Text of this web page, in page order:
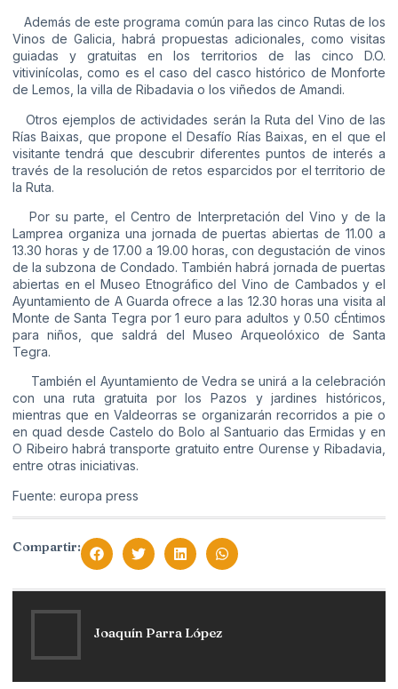
Además de este programa común para las cinco Rutas de los
Vinos de Galicia, habrá propuestas adicionales, como visitas
guiadas y gratuitas en los territorios de las cinco D.O.
vitivinícolas, como es el caso del casco histórico de Monforte
de Lemos, la villa de Ribadavia o los viñedos de Amandi.
Otros ejemplos de actividades serán la Ruta del Vino de las
Rías Baixas, que propone el Desafío Rías Baixas, en el que el
visitante tendrá que descubrir diferentes puntos de interés a
través de la resolución de retos esparcidos por el territorio de
la Ruta.
Por su parte, el Centro de Interpretación del Vino y de la
Lamprea organiza una jornada de puertas abiertas de 11.00 a
13.30 horas y de 17.00 a 19.00 horas, con degustación de vinos
de la subzona de Condado. También habrá jornada de puertas
abiertas en el Museo Etnográfico del Vino de Cambados y el
Ayuntamiento de A Guarda ofrece a las 12.30 horas una visita al
Monte de Santa Tegra por 1 euro para adultos y 0.50 cÉntimos
para niños, que saldrá del Museo Arqueolóxico de Santa
Tegra.
También el Ayuntamiento de Vedra se unirá a la celebración
con una ruta gratuita por los Pazos y jardines históricos,
mientras que en Valdeorras se organizarán recorridos a pie o
en quad desde Castelo do Bolo al Santuario das Ermidas y en
O Ribeiro habrá transporte gratuito entre Ourense y Ribadavia,
entre otras iniciativas.
Fuente: europa press
Compartir:
Joaquín Parra López